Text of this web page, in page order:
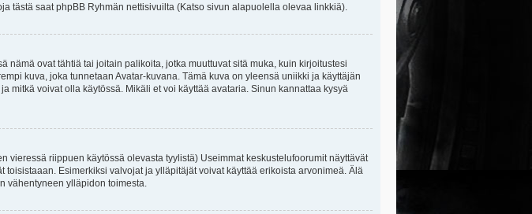
tästä saat phpBB Ryhmän nettisivuilta (Katso sivun alapuolella olevaa linkkiä).
ovat tähtiä tai joitain palikoita, jotka muuttuvat sitä muka, kuin kirjoitustesi
kuva, joka tunnetaan Avatar-kuvana. Tämä kuva on yleensä uniikki ja käyttäjän
mitkä voivat olla käytössä. Mikäli et voi käyttää avataria. Sinun kannattaa kysyä
riippuen käytössä olevasta tyylistä) Useimmat keskustelufoorumit näyttävät
Esimerkiksi valvojat ja ylläpitäjät voivat käyttää erikoista arvonimeä. Älä
vähentyneen ylläpidon toimesta.